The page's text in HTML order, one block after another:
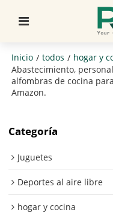
Inicio / todos / hogar y
Abastecimiento,
alfombras de cocina
Amazon.
Categoría
Juguetes
Deportes al aire libre
hogar y cocina